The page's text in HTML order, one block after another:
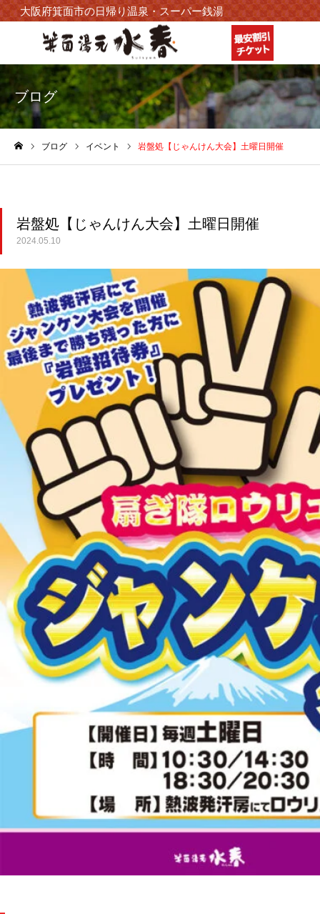
大阪府箕面市の日帰り温泉・スーパー銭湯
ブログ
ブログ イベント 岩盤処【じゃんけん大会】土曜日開催
岩盤処【じゃんけん大会】土曜日開催
2024.05.10